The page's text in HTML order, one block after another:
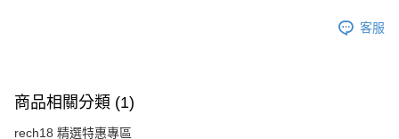
客服
商品相關分類 (1)
rech18 精選特惠專區